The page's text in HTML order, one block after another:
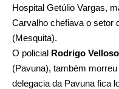
Hospital Getúlio Vargas,
Carvalho chefiava o setor
(Mesquita).
O policial Rodrigo
(Pavuna), também
delegacia da Pavuna fica